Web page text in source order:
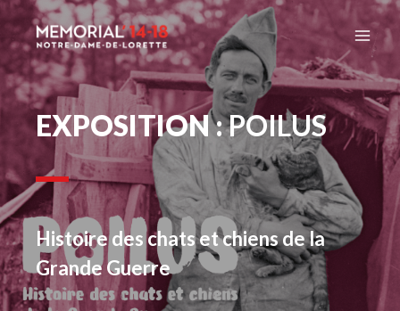
Aller
au
contenu
EXPOSITION : POILUS
Histoire des chats et chiens de la
Grande Guerre